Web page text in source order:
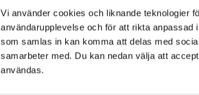
Vi använder cookies och liknande teknologier
användarupplevelse och för att rikta
som samlas in kan komma att delas med
samarbeter med. Du kan nedan välja att
användas.